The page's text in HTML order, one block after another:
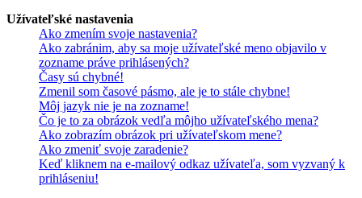
Užívateľské nastavenia
Ako zmením svoje nastavenia?
Ako zabránim, aby sa moje užívateľské meno objavilo v
zozname práve prihlásených?
Časy sú chybné!
Zmenil som časové pásmo, ale je to stále chybne!
Môj jazyk nie je na zozname!
Čo je to za obrázok vedľa môjho užívateľského mena?
Ako zobrazím obrázok pri užívateľskom mene?
Ako zmeniť svoje zaradenie?
Keď kliknem na e-mailový odkaz užívateľa, som vyzvaný k
prihláseniu!